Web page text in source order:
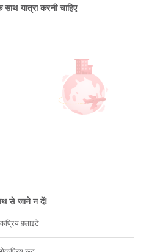
यात्रा करनी चाहिए
से जाने न दें!
फ़्लाइटें